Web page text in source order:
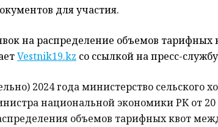
для участия.
на распределение объемов тарифных
Vestnik19.kz со ссылкой на пресс-
2024 года министерство сельского
национальной экономики РК от
объемов тарифных квот